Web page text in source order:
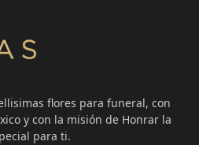
flores para funeral, con
y con la misión de Honrar la
para ti.